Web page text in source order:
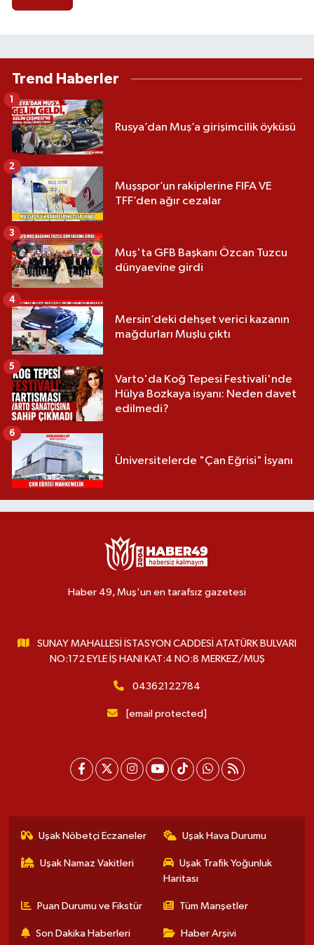
Trend Haberler
Rusya’dan Muş’a girişimcilik öyküsü
1
Muşspor’un rakiplerine FIFA VE
TFF’den ağır cezalar
2
Muş'ta GFB Başkanı Özcan Tuzcu
dünyaevine girdi
3
Mersin’deki dehşet verici kazanın
mağdurları Muşlu çıktı
4
Varto'da Koğ Tepesi Festivali'nde
Hülya Bozkaya isyanı: Neden davet
edilmedi?
5
Üniversitelerde "Çan Eğrisi" İsyanı
6
Haber 49, Muş'un en tarafsız gazetesi
SUNAY MAHALLESİ İSTASYON CADDESİ ATATÜRK BULVARI
NO:172 EYLE İŞ HANI KAT:4 NO:8 MERKEZ/MUŞ
04362122784
[email protected]
Uşak Nöbetçi Eczaneler Uşak Hava Durumu
Uşak Namaz Vakitleri
Uşak Trafik Yoğunluk
Haritası
Puan Durumu ve Fikstür Tüm Manşetler
Son Dakika Haberleri Haber Arşivi